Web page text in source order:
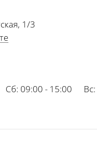
1/3
Сб: 09:00 - 15:00 Вс: